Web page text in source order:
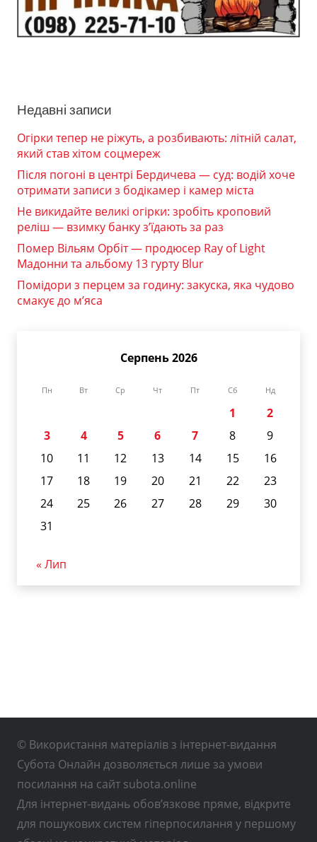
Недавні записи
Огірки тепер не ріжуть, а розбивають: літній салат,
який став хітом соцмереж
Після погоні в центрі Бердичева — суд: водій хоче
отримати записи з бодікамер і камер міста
Не викидайте великі огірки: зробіть кроповий
реліш — взимку банку з’їдають за раз
Помер Вільям Орбіт — продюсер Ray of Light
Мадонни та альбому 13 гурту Blur
Помідори з перцем за годину: закуска, яка чудово
смакує до м’яса
Серпень 2026
Пн Вт Ср Чт Пт Сб Нд
1
2
3
4 5 6 7 8
9
10
11 12 13 14 15
16
17
18 19 20 21 22
23
24
25 26 27 28 29
30
31
« Лип
© Використання матеріалів з інтернет-видання
Субота Онлайн дозволяється лише за умови
посилання на сайт subota.online
Для інтернет-видань обов’язкове пряме, відкрите
для пошукових систем гіперпосилання у першому